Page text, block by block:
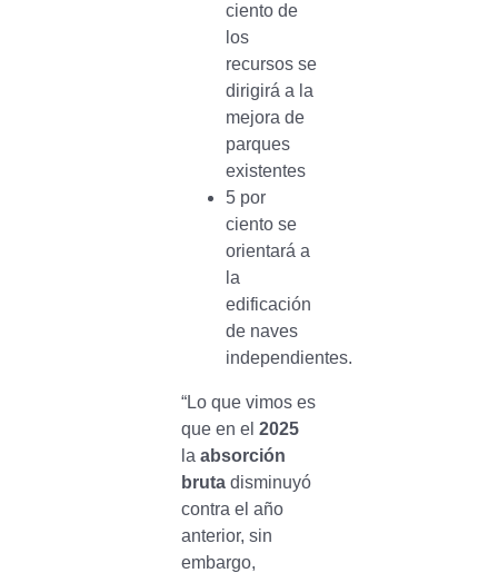
ciento de
los
recursos se
dirigirá a la
mejora de
parques
existentes
5 por
ciento se
orientará a
la
edificación
de naves
independientes.
“Lo que vimos es
que en el 2025
la absorción
brutadisminuyó
contra el año
anterior, sin
embargo,